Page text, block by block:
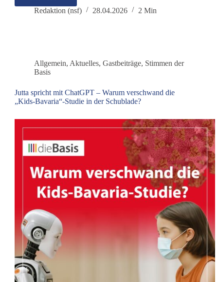
–
für
deutsche
Redaktion (nsf) 28.04.2026 2 Min
Allgemein, Aktuelles, Gastbeiträge, Stimmen der
Basis
Jutta spricht mit ChatGPT – Warum verschwand die
„Kids-Bavaria“-Studie in der Schublade?